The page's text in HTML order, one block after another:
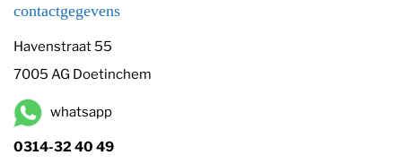
contactgegevens
Havenstraat 55
7005 AG Doetinchem
whatsapp
0314-32 40 49